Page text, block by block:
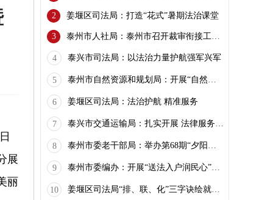
展
丽
2 姜堰区司法局：打造“花式”暑期法治课堂
3 泰州市人社局：泰州市召开裁审衔接工作座谈会推进劳动争议公正高效化解
4 泰兴市司法局：以法治力量护航强军兴军
5 泰州市自然资源和规划局：开展“自然同心·征途共护”法治宣传活动
6 姜堰区司法局：法治护航 精准服务
7 泰兴市交通运输局：扎实开展 法律服务“三进”活动
8 泰州市委老干部局：举办第68期“夕阳红大讲堂”法治讲座
9 泰州市委编办：开展“送法入户润民心”社区公益普法活动
10 姜堰区司法局“排、联、化”三字诀绘就基层善治新“枫”景